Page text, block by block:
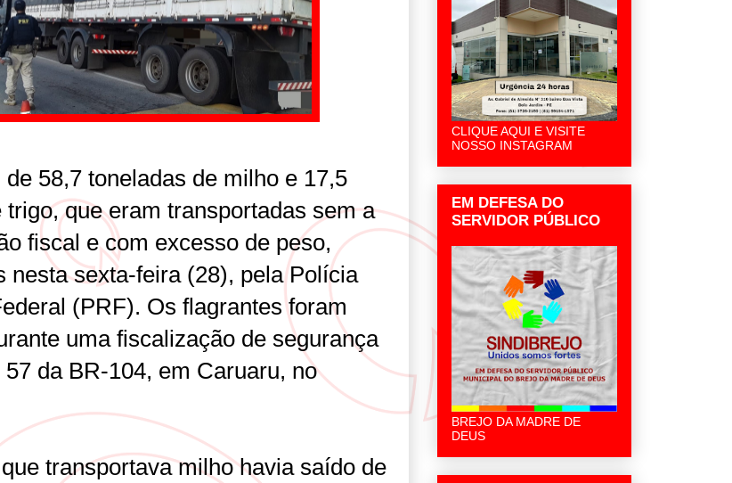
58,7 toneladas de milho e 17,5
trigo, que eram transportadas sem a
fiscal e com excesso de peso,
nesta sexta-feira (28), pela Polícia
(PRF). Os flagrantes foram
uma fiscalização de segurança
da BR-104, em Caruaru, no
transportava milho havia saído de
CLIQUE AQUI E VISITE
NOSSO INSTAGRAM
EM DEFESA DO
SERVIDOR PÚBLICO
BREJO DA MADRE DE
DEUS